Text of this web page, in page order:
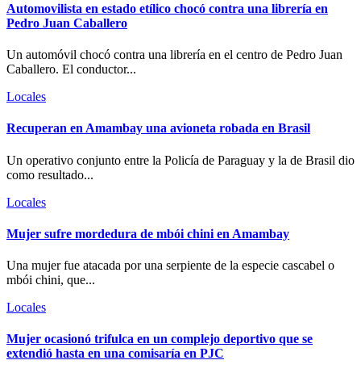
Automovilista en estado etílico chocó contra una librería en
Pedro Juan Caballero
Un automóvil chocó contra una librería en el centro de Pedro Juan
Caballero. El conductor...
Locales
Recuperan en Amambay una avioneta robada en Brasil
Un operativo conjunto entre la Policía de Paraguay y la de Brasil dio
como resultado...
Locales
Mujer sufre mordedura de mbói chini en Amambay
Una mujer fue atacada por una serpiente de la especie cascabel o
mbói chini, que...
Locales
Mujer ocasionó trifulca en un complejo deportivo que se
extendió hasta en una comisaría en PJC